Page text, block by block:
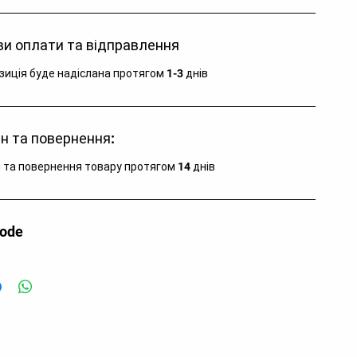
оплати та відправлення
буде надіслана протягом 1-3 днів
та повернення:
та повернення товару протягом 14 днів